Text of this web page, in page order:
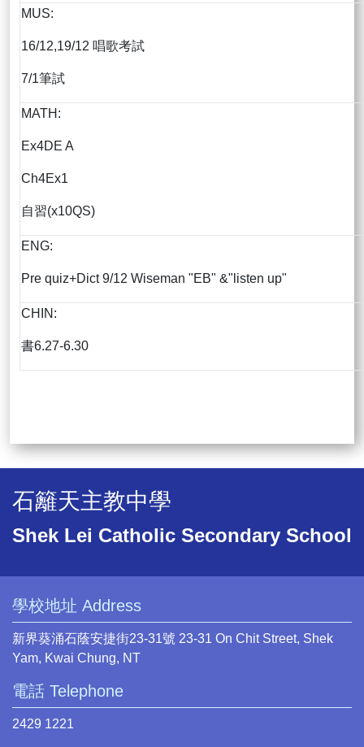
MUS:
16/12,19/12 唱歌考試
7/1筆試
MATH:
Ex4DE A
Ch4Ex1
自習(x10QS)
ENG:
Pre quiz+Dict 9/12 Wiseman "EB" &"listen up"
CHIN:
書6.27-6.30
石籬天主教中學
Shek Lei Catholic Secondary School
學校地址 Address
新界葵涌石蔭安捷街23-31號 23-31 On Chit Street, Shek
Yam, Kwai Chung, NT
電話 Telephone
2429 1221